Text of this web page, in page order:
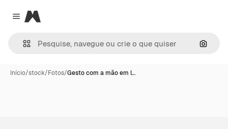
Close menu
Magnific
Início/stock/Fotos/Gesto com a mão em l…